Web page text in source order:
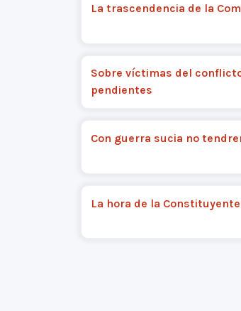
La trascendencia de la
Sobre víctimas del
pendientes
Con guerra sucia no
La hora de la Constituyente